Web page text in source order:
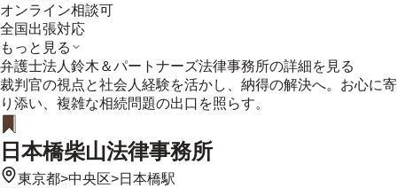
オンライン相談可
全国出張対応
もっと見る
弁護士法人鈴木＆パートナーズ法律事務所の詳細を見る
裁判官の視点と社会人経験を活かし、納得の解決へ。お心に寄
り添い、複雑な相続問題の出口を照らす。
日本橋柴山法律事務所
東京都>中央区>日本橋駅